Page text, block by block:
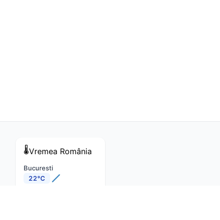
🌡️Vremea România
Bucuresti
22°C